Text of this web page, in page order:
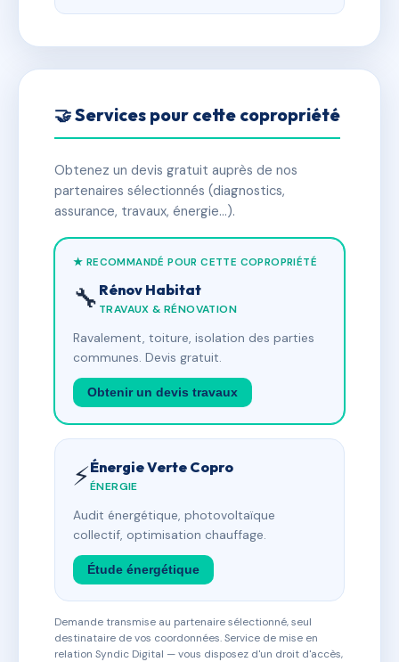
🤝 Services pour cette copropriété
Obtenez un devis gratuit auprès de nos
partenaires sélectionnés (diagnostics,
assurance, travaux, énergie…).
★ RECOMMANDÉ POUR CETTE COPROPRIÉTÉ
🔧 Rénov Habitat
TRAVAUX & RÉNOVATION
Ravalement, toiture, isolation des parties
communes. Devis gratuit.
Obtenir un devis travaux
⚡Énergie Verte Copro
ÉNERGIE
Audit énergétique, photovoltaïque
collectif, optimisation chauffage.
Étude énergétique
Demande transmise au partenaire sélectionné, seul
destinataire de vos coordonnées. Service de mise en
relation Syndic Digital — vous disposez d'un droit d'accès,